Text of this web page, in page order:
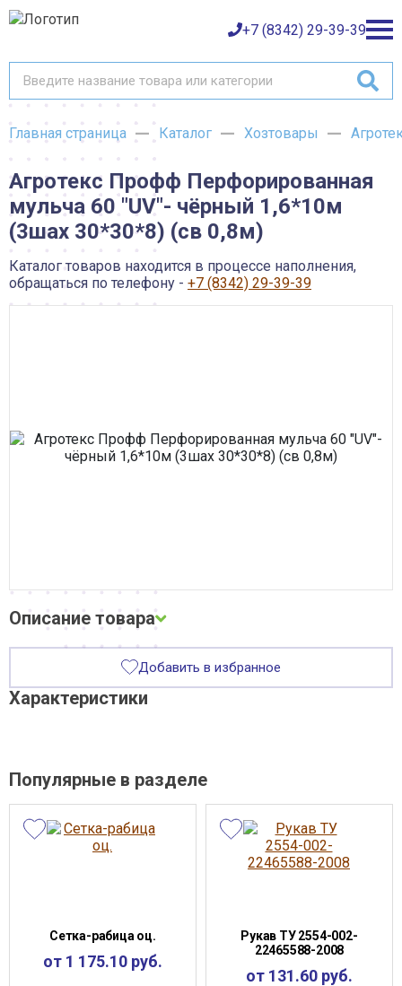
+7 (8342) 29-39-39
Каталог товаров
Баки и емкости АНИОН
Газовое оборудование
Детали трубопроводов и уплотнения
Запорная и регулирующая арматура
Инструмент
Контрольно-измерительные приборы и арматура
Крепеж
Лакокрасочные материалы
Система водоочистки Alta Group
Система поверхностного водоотвода
О компании
Оплата
Доставка
Главная страница Каталог Хозтовары
Агротекс Профф Перфорированная
мульча 60 "UV"- чёрный 1,6*10м
(3шах 30*30*8) (св 0,8м)
Каталог товаров находится в процессе наполнения,
обращаться по телефону - +7 (8342) 29-39-39
Описание товара
Описание и фото товара, технические характеристики, габариты,
внешний вид и цвет, страна производства, а также сертификаты
и паспорта носят справочный характер и основываются на последних
доступных сведениях от производителя. Производитель оставляет
за собой право изменить параметры без предварительного
Добавить в избранное
Характеристики
Популярные в разделе
Сетка-рабица оц.
от 1 175.10 руб.
Рукав ТУ 2554-002-
22465588-2008
от 131.60 руб.